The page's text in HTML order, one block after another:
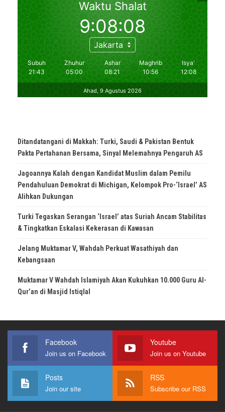
Ditandatangani di Makkah: Turki, Saudi & Pakistan Bentuk
Pakta Pertahanan Bersama, Sinyal Melemahnya Pengaruh AS
Jagoannya Kalah dengan Kandidat Muslim dalam Pemilu
Pendahuluan Demokrat di Michigan, Kelompok Pro-‘Israel’ AS
Alihkan Dukungan
Turki Tegaskan Serangan ‘Israel’ atas Suriah Ancam Stabilitas
& Tingkatkan Eskalasi Kekerasan di Kawasan
Jelang Muktamar V, Wahdah Perkuat Wasathiyah dan
Kebangsaan
Muktamar V Wahdah Islamiyah Akan Kukuhkan 10.000 Guru Al-
Qur’an di Masjid Istiqlal
Facebook
Join us on Facebook
Youtube
Join us on Youtube
Posts
Join our site
RSS
Subscribe our RSS